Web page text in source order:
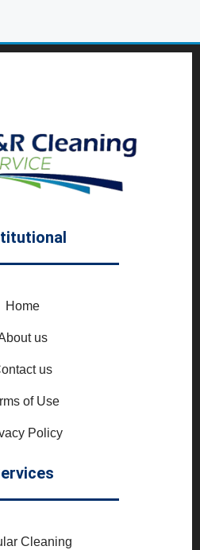
Home
us
us
of Use
Policy
Cleaning